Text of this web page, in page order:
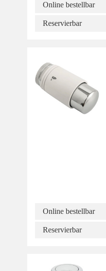
Online bestellbar
Reservierbar
Online bestellbar
Reservierbar